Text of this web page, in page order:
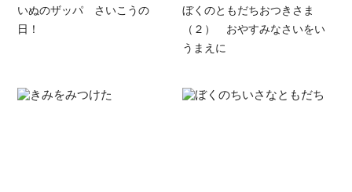
いぬのザッパ さいこうの
日！
ぼくのともだちおつきさま
（２） おやすみなさいをい
うまえに